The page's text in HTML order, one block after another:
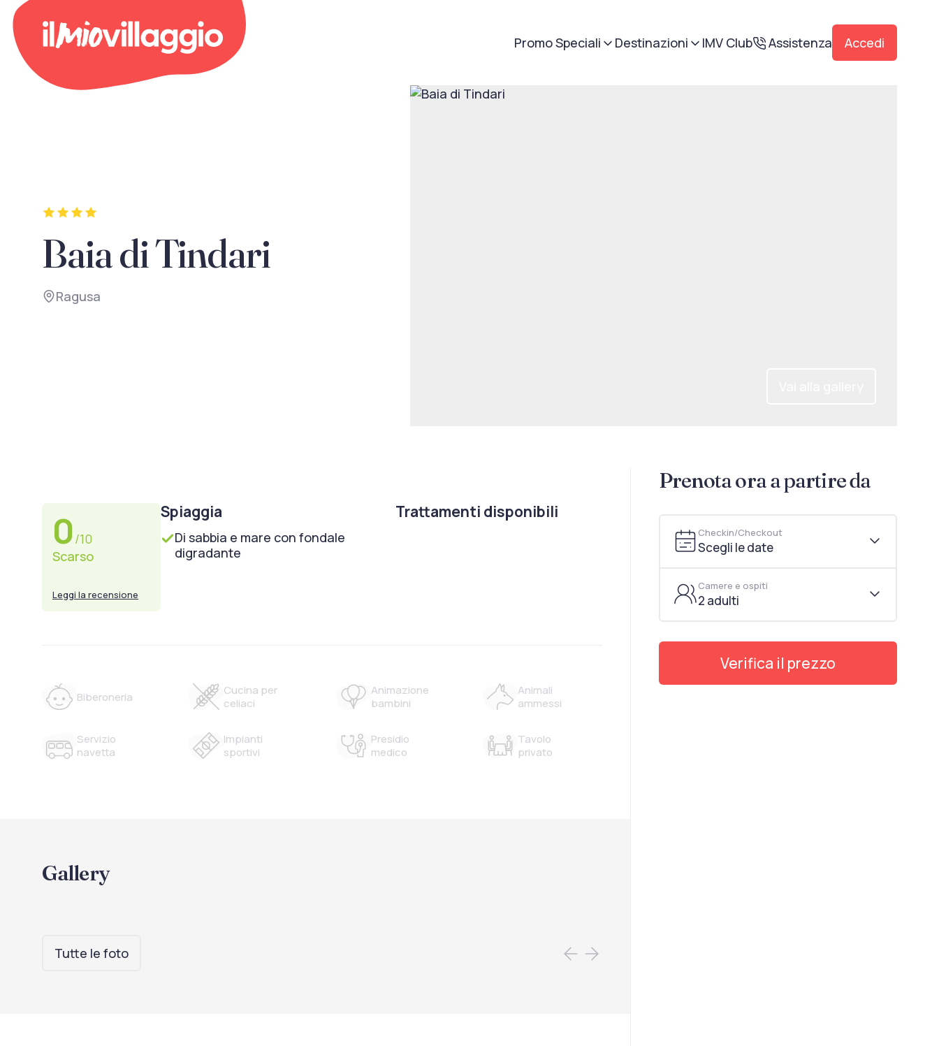
Promo Speciali Destinazioni IMV Club Assistenza Accedi
Baia di Tindari
Ragusa
Prenota ora a partire da
Checkin/Checkout
Scegli le date
Camere e ospiti
2 adulti
Verifica il prezzo
0/10
Scarso
Leggi la recensione
Spiaggia
Di sabbia e mare con fondale
digradante
Trattamenti disponibili
Biberoneria
Cucina per
celiaci
Animazione
bambini
Animali
ammessi
Servizio
navetta
Impianti
sportivi
Presidio
medico
Tavolo
privato
Gallery
Tutte le foto